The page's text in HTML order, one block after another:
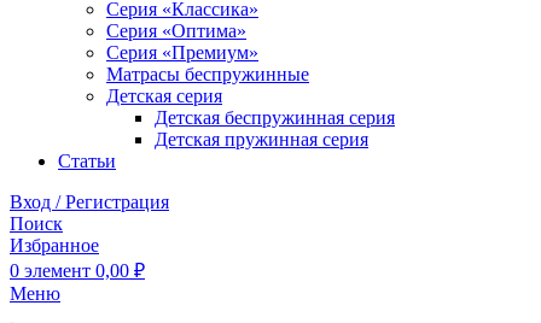
Серия «Классика»
Серия «Оптима»
Серия «Премиум»
Матрасы беспружинные
Детская серия
Детская беспружинная серия
Детская пружинная серия
Статьи
Вход / Регистрация
Поиск
Избранное
0 элемент 0,00 ₽
Меню